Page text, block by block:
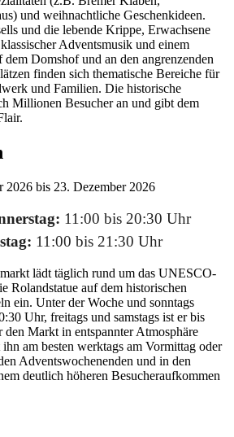
und weihnachtliche Geschenkideen.
und die lebende Krippe, Erwachsene
Adventsmusik und einem
Domshof und an den angrenzenden
finden sich thematische Bereiche für
und Familien. Die historische
Millionen Besucher an und gibt dem
2026 bis 23. Dezember 2026
11:00 bis 20:30 Uhr
11:00 bis 21:30 Uhr
lädt täglich rund um das UNESCO-
Rolandstatue auf dem historischen
ein. Unter der Woche und sonntags
Uhr, freitags und samstags ist er bis
Markt in entspannter Atmosphäre
am besten werktags am Vormittag oder
Adventswochenenden und in den
deutlich höheren Besucheraufkommen